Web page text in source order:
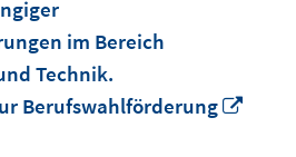
im Bereich
Technik.
Berufswahlförderung